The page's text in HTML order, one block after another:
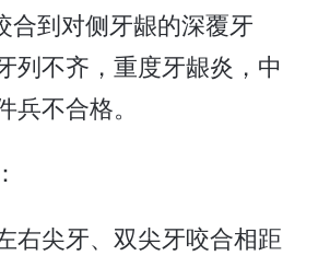
合到对侧牙龈的深覆牙
列不齐，重度牙龈炎，中
兵不合格。
右尖牙、双尖牙咬合相距